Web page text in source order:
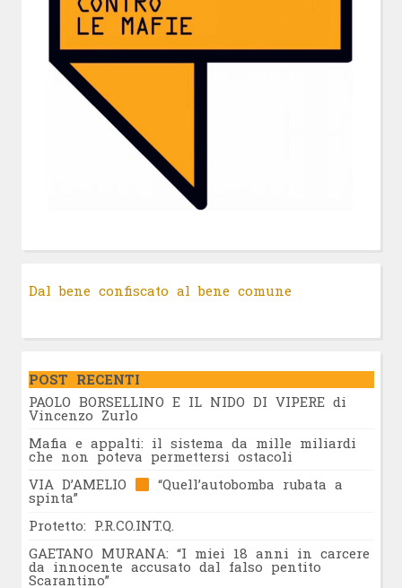
Dal bene confiscato al bene comune
POST RECENTI
PAOLO BORSELLINO E IL NIDO DI VIPERE di
Vincenzo Zurlo
Mafia e appalti: il sistema da mille miliardi
che non poteva permettersi ostacoli
VIA D’AMELIO
“Quell’autobomba rubata a
spinta”
Protetto: P.R.CO.INT.Q.
GAETANO MURANA: “I miei 18 anni in carcere
da innocente accusato dal falso pentito
Scarantino”